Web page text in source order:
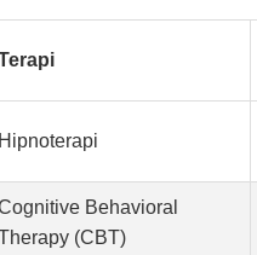
Hipnoterapi
Behavioral
(CBT)